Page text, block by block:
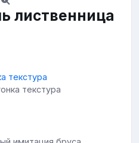
лиственница
текстура